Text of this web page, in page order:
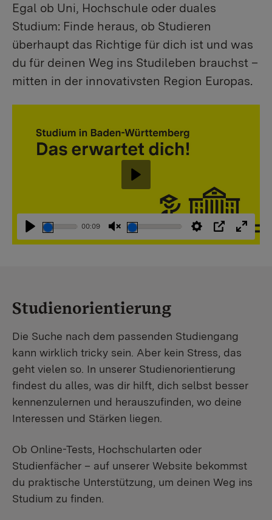
Egal ob Uni, Hochschule oder duales
Studium: Finde heraus, ob Studieren
überhaupt das Richtige für dich ist und was
du für deinen Weg ins Studileben brauchst –
mitten in der innovativsten Region Europas.
Abspielen
00:09
StummschaltungEinstellungen
PIP
Abspielen
Studienorientierung
Die Suche nach dem passenden Studiengang
kann wirklich tricky sein. Aber kein Stress, das
geht vielen so. In unserer Studienorientierung
findest du alles, was dir hilft, dich selbst besser
kennenzulernen und herauszufinden, wo deine
Interessen und Stärken liegen.
Ob Online-Tests, Hochschularten oder
Studienfächer – auf unserer Website bekommst
du praktische Unterstützung, um deinen Weg ins
Studium zu finden.